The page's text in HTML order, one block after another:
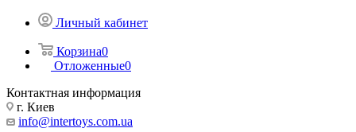
Личный кабинет
Корзина0
Отложенные0
Контактная информация
г. Киев
info@intertoys.com.ua